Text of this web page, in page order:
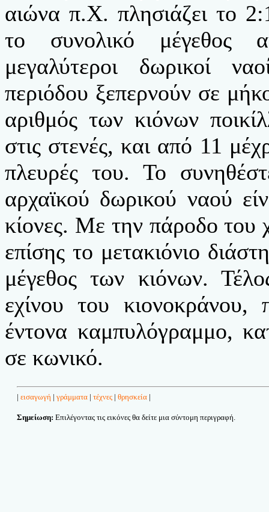
αιώνα π.Χ. πλησιάζει το
το συνολικό μέγεθος
μεγαλύτεροι δωρικοί
περιόδου ξεπερνούν σε
αριθμός των κιόνων
στις στενές, και από 11
πλευρές του. Το
αρχαϊκού δωρικού ναού
κίονες. Με την πάροδο του
επίσης το μετακιόνιο
μέγεθος των κιόνων.
εχίνου του κιονοκράνου,
έντονα καμπυλόγραμμο,
σε κωνικό.
| εισαγωγή | γράμματα| τέχνες| θρησκεία|
Σημείωση: Επιλέγοντας τις εικόνες θα δείτε μια σύντομη περιγραφή.